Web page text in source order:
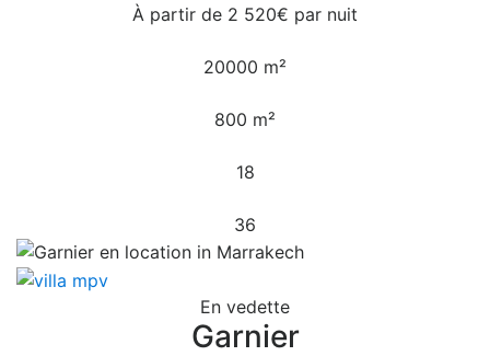
À partir de 2 520€ par nuit
20000 m²
800 m²
18
36
En vedette
Garnier